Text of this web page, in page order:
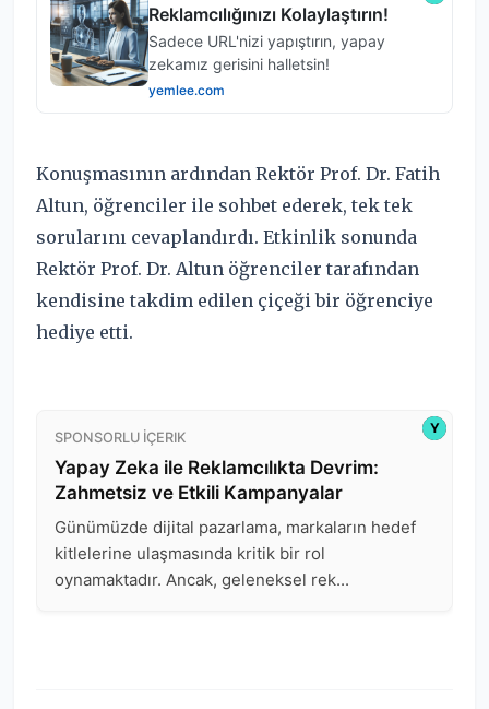
Konuşmasının ardından Rektör Prof. Dr. Fatih
Altun, öğrenciler ile sohbet ederek, tek tek
sorularını cevaplandırdı. Etkinlik sonunda
Rektör Prof. Dr. Altun öğrenciler tarafından
kendisine takdim edilen çiçeği bir öğrenciye
hediye etti.